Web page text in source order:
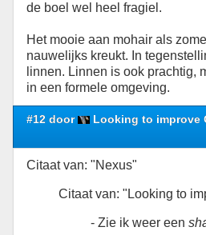
de boel wel heel fragiel.
Het mooie aan mohair als
nauwelijks kreukt. In
linnen. Linnen is ook prachtig,
in een formele omgeving.
#12 door Looking to improve
Citaat van: "Nexus"
Citaat van: "Looking to
- Zie ik weer een